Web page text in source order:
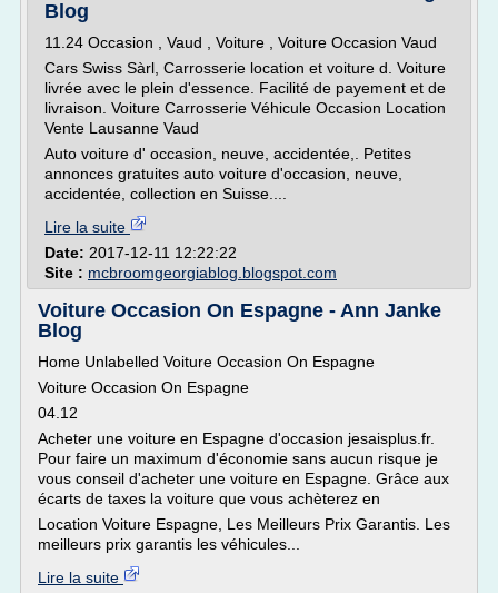
Blog
11.24 Occasion , Vaud , Voiture , Voiture Occasion Vaud
Cars Swiss Sàrl, Carrosserie location et voiture d. Voiture
livrée avec le plein d'essence. Facilité de payement et de
livraison. Voiture Carrosserie Véhicule Occasion Location
Vente Lausanne Vaud
Auto voiture d' occasion, neuve, accidentée,. Petites
annonces gratuites auto voiture d'occasion, neuve,
accidentée, collection en Suisse....
Lire la suite
Date: 2017-12-11 12:22:22
Site : mcbroomgeorgiablog.blogspot.com
Voiture Occasion On Espagne - Ann Janke
Blog
Home Unlabelled Voiture Occasion On Espagne
Voiture Occasion On Espagne
04.12
Acheter une voiture en Espagne d'occasion jesaisplus.fr.
Pour faire un maximum d'économie sans aucun risque je
vous conseil d'acheter une voiture en Espagne. Grâce aux
écarts de taxes la voiture que vous achèterez en
Location Voiture Espagne, Les Meilleurs Prix Garantis. Les
meilleurs prix garantis les véhicules...
Lire la suite